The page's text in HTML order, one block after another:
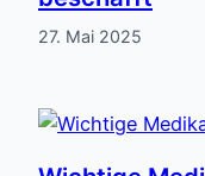
27. Mai 2025